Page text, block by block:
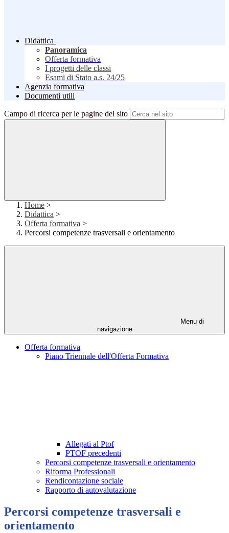
Didattica
Panoramica
Offerta formativa
I progetti delle classi
Esami di Stato a.s. 24/25
Agenzia formativa
Documenti utili
Campo di ricerca per le pagine del sito
Home >
Didattica >
Offerta formativa >
Percorsi competenze trasversali e orientamento
Menu di
navigazione
Offerta formativa
Piano Triennale dell'Offerta Formativa
Allegati al Ptof
PTOF precedenti
Percorsi competenze trasversali e orientamento
Riforma Professionali
Rendicontazione sociale
Rapporto di autovalutazione
Percorsi competenze trasversali e
orientamento